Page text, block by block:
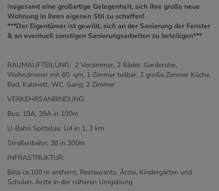
Insgesamt eine großartige Gelegenheit, sich Ihre große neue
Wohnung in Ihren eigenen Stil zu schaffen!
***Der Eigentümer ist gewillt, sich an der Sanierung der Fenster
& an eventuell sonstigen Sanierungsarbeiten zu beteiligen***
RAUMAUFTEILUNG: 2 Vorzimmer, 2 Bäder, Garderobe,
Wohnzimmer mit 60 qm, 1 Zimmer teilbar, 2 große Zimmer Küche,
Bad, Kabinett, WC, Gang, 2 Zimmer
VERKEHRSANBINDUNG:
Bus: 10A, 39A in 100m
U-Bahn Spittelau: U4 in 1, 3 km
Straßenbahn: 38 in 300m
INFRASTRUKTUR:
Billa ca.100 m entfernt, Restaurants, Ärzte, Kindergärten und
Schulen. Ärzte in der näheren Umgebung